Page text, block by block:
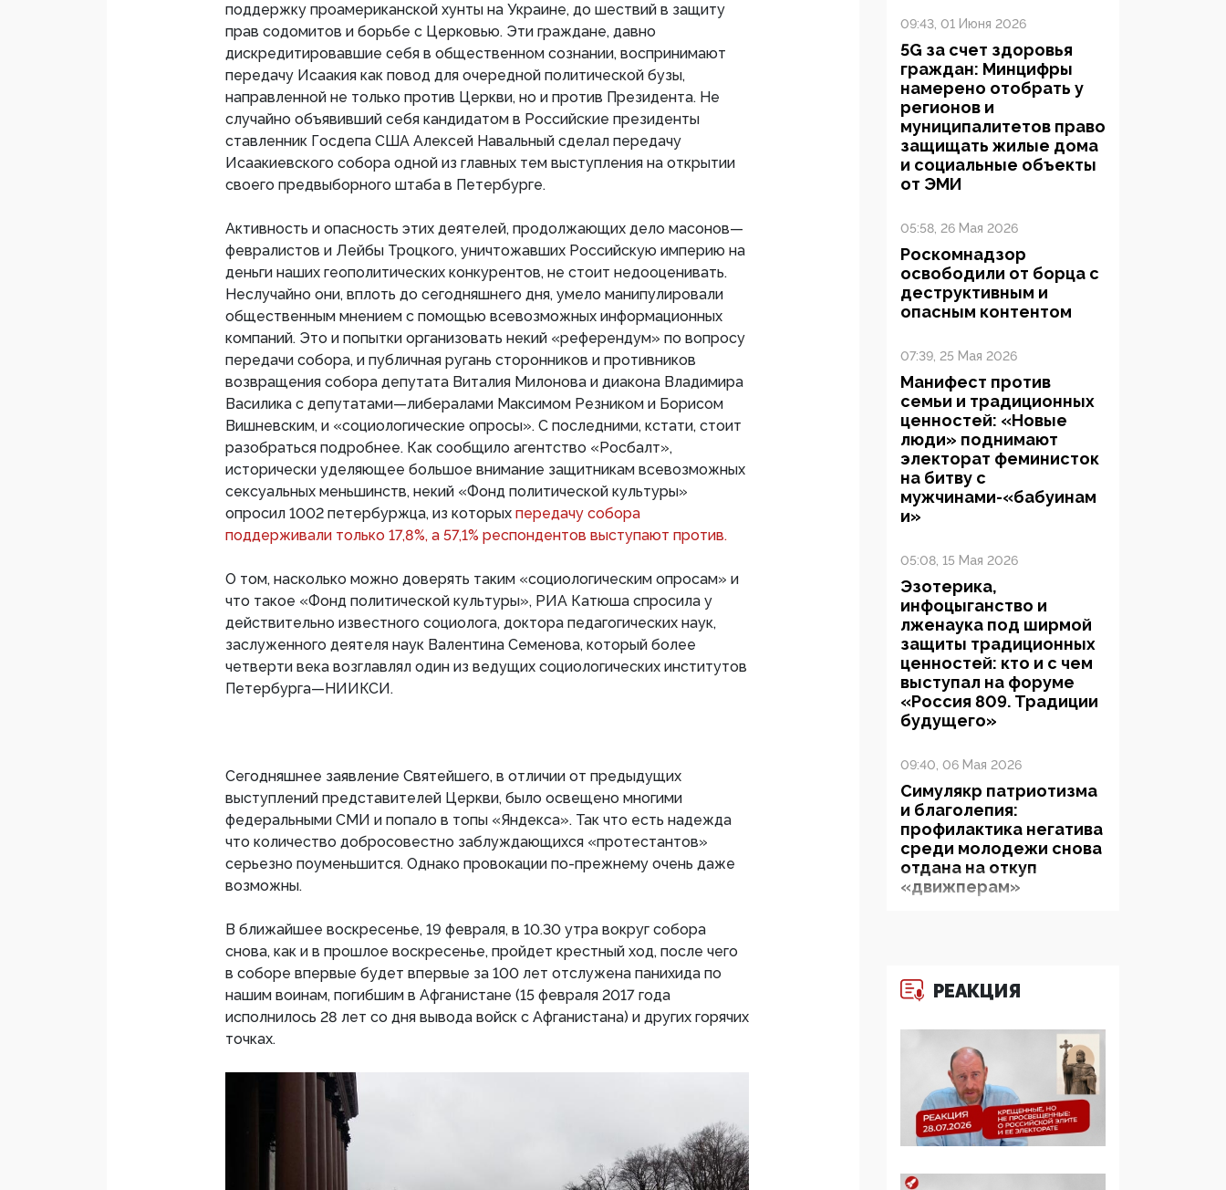
поддержку проамериканской хунты на Украине, до шествий в защиту
прав содомитов и борьбе с Церковью. Эти граждане, давно
дискредитировавшие себя в общественном сознании, воспринимают
передачу Исаакия как повод для очередной политической бузы,
направленной не только против Церкви, но и против Президента. Не
случайно объявивший себя кандидатом в Российские президенты
ставленник Госдепа США Алексей Навальный сделал передачу
Исаакиевского собора одной из главных тем выступления на открытии
своего предвыборного штаба в Петербурге.
Активность и опасность этих деятелей, продолжающих дело масонов—
февралистов и Лейбы Троцкого, уничтожавших Российскую империю на
деньги наших геополитических конкурентов, не стоит недооценивать.
Неслучайно они, вплоть до сегодняшнего дня, умело манипулировали
общественным мнением с помощью всевозможных информационных
компаний. Это и попытки организовать некий «референдум» по вопросу
передачи собора, и публичная ругань сторонников и противников
возвращения собора депутата Виталия Милонова и диакона Владимира
Василика с депутатами—либералами Максимом Резником и Борисом
Вишневским, и «социологические опросы». С последними, кстати, стоит
разобраться подробнее. Как сообщило агентство «Росбалт»,
исторически уделяющее большое внимание защитникам всевозможных
сексуальных меньшинств, некий «Фонд политической культуры»
опросил 1002 петербуржца, из которых передачу собора
поддерживали только 17,8%, а 57,1% респондентов выступают против.
О том, насколько можно доверять таким «социологическим опросам» и
что такое «Фонд политической культуры», РИА Катюша спросила у
действительно известного социолога, доктора педагогических наук,
заслуженного деятеля наук Валентина Семенова, который более
четверти века возглавлял один из ведущих социологических институтов
Петербурга—НИИКСИ.
Сегодняшнее заявление Святейшего, в отличии от предыдущих
выступлений представителей Церкви, было освещено многими
федеральными СМИ и попало в топы «Яндекса». Так что есть надежда
что количество добросовестно заблуждающихся «протестантов»
серьезно поуменьшится. Однако провокации по-прежнему очень даже
возможны.
В ближайшее воскресенье, 19 февраля, в 10.30 утра вокруг собора
снова, как и в прошлое воскресенье, пройдет крестный ход, после чего
в соборе впервые будет впервые за 100 лет отслужена панихида по
нашим воинам, погибшим в Афганистане (15 февраля 2017 года
исполнилось 28 лет со дня вывода войск с Афганистана) и других горячих
точках.
09:43, 01 Июня 2026
5G за счет здоровья
граждан: Минцифры
намерено отобрать у
регионов и
муниципалитетов право
защищать жилые дома
и социальные объекты
от ЭМИ
05:58, 26 Мая 2026
Роскомнадзор
освободили от борца с
деструктивным и
опасным контентом
07:39, 25 Мая 2026
Манифест против
семьи и традиционных
ценностей: «Новые
люди» поднимают
электорат феминисток
на битву с
мужчинами-«бабуинам
и»
05:08, 15 Мая 2026
Эзотерика,
инфоцыганство и
лженаука под ширмой
защиты традиционных
ценностей: кто и с чем
выступал на форуме
«Россия 809. Традиции
будущего»
09:40, 06 Мая 2026
Симулякр патриотизма
и благолепия:
профилактика негатива
среди молодежи снова
отдана на откуп
«движперам»
парламентаризма: как
институт
превратился в «чего
изволите» для
Правительства и АП
06:29, 15 Апреля 2026
Социальный фонд
жесткого внедрения
РЕАКЦИЯ